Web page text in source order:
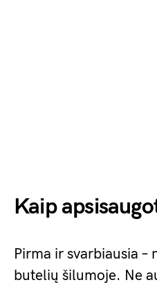
Kaip
Pirma ir svarbiausia
butelių šilumoje. Ne